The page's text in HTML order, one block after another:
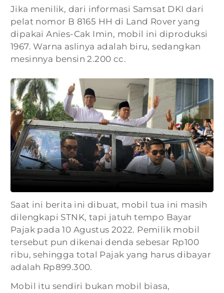
Jika menilik, dari informasi Samsat DKI dari
pelat nomor B 8165 HH di Land Rover yang
dipakai Anies-Cak Imin, mobil ini diproduksi
1967. Warna aslinya adalah biru, sedangkan
mesinnya bensin 2.200 cc.
Saat ini berita ini dibuat, mobil tua ini masih
dilengkapi STNK, tapi jatuh tempo Bayar
Pajak pada 10 Agustus 2022. Pemilik mobil
tersebut pun dikenai denda sebesar Rp100
ribu, sehingga total Pajak yang harus dibayar
adalah Rp899.300.
Mobil itu sendiri bukan mobil biasa,